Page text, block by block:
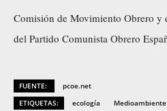
Comisión de Movimiento Obrero y
del Partido Comunista Obrero
FUENTE:
pcoe.net
ETIQUETAS:
ecología Medioambiente